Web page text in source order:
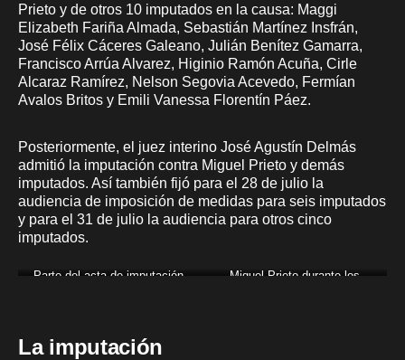
Prieto y de otros 10 imputados en la causa: Maggi
Elizabeth Fariña Almada, Sebastián Martínez Insfrán,
José Félix Cáceres Galeano, Julián Benítez Gamarra,
Francisco Arrúa Alvarez, Higinio Ramón Acuña, Cirle
Alcaraz Ramírez, Nelson Segovia Acevedo, Fermían
Avalos Britos y Emili Vanessa Florentín Páez.
Posteriormente, el juez interino José Agustín Delmás
admitió la imputación contra Miguel Prieto y demás
imputados. Así también fijó para el 28 de julio la
audiencia de imposición de medidas para seis imputados
y para el 31 de julio la audiencia para otros cinco
imputados.
Parte del acta de imputación.
Miguel Prieto durante los
La imputación